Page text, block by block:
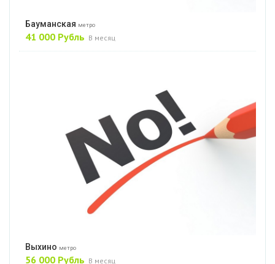
Бауманская метро
41 000 Рубль В месяц
Выхино метро
56 000 Рубль В месяц